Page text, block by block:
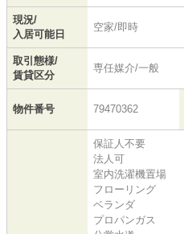
現況/
入居可能日
空家/即時
取引態様/
賃貸区分
専任媒介/一般
物件番号 79470362
保証人不要
法人可
室内洗濯機置場
フローリング
ベランダ
プロパンガス